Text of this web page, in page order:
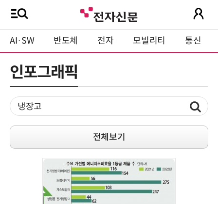
AI·SW 반도체 전자 모빌리티 통신
인포그래픽
전체보기